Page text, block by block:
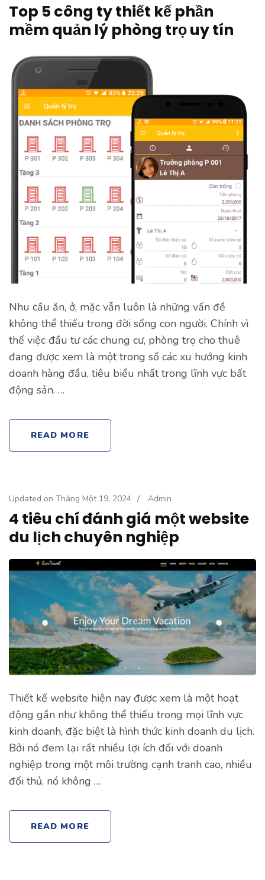
Top 5 công ty thiết kế phần
mềm quản lý phòng trọ uy tín
Nhu cầu ăn, ở, mặc vẫn luôn là những vấn đề
không thể thiếu trong đời sống con người. Chính vì
thế việc đầu tư các chung cư, phòng trọ cho thuê
đang được xem là một trong số các xu hướng kinh
doanh hàng đầu, tiêu biểu nhất trong lĩnh vực bất
động sản. …
READ MORE
Updated on Tháng Một 19, 2024 / Admin
4 tiêu chí đánh giá một website
du lịch chuyên nghiệp
Thiết kế website hiện nay được xem là một hoạt
động gần như không thể thiếu trong mọi lĩnh vực
kinh doanh, đặc biệt là hình thức kinh doanh du lịch.
Bởi nó đem lại rất nhiều lợi ích đối với doanh
nghiệp trong một môi trường cạnh tranh cao, nhiều
đối thủ, nó không …
READ MORE